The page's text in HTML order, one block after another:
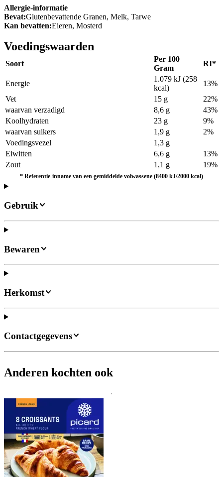
Allergie-informatie
Bevat:Glutenbevattende Granen, Melk, Tarwe
Kan bevatten:Eieren, Mosterd
Voedingswaarden
Soort
Per 100
Gram
RI*
Energie
1.079 kJ (258
kcal)
13%
Vet
15 g
22%
waarvan verzadigd
8,6 g
43%
Koolhydraten
23 g
9%
waarvan suikers
1,9 g
2%
Voedingsvezel
1,3 g
Eiwitten
6,6 g
13%
Zout
1,1 g 19%
* Referentie-inname van een gemiddelde volwassene (8400 kJ/2000 kcal)
Gebruik
Bewaren
Herkomst
Contactgegevens
Anderen kochten ook